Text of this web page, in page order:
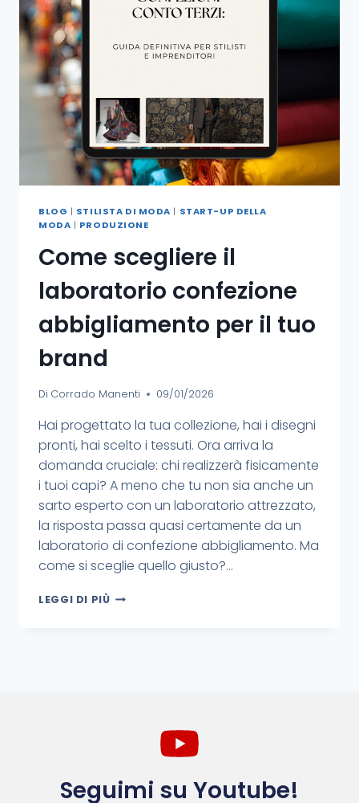
BLOG | STILISTA DI MODA | START-UP DELLA
MODA | PRODUZIONE
Come scegliere il
laboratorio confezione
abbigliamento per il tuo
brand
Di Corrado Manenti 09/01/2026
Hai progettato la tua collezione, hai i disegni
pronti, hai scelto i tessuti. Ora arriva la
domanda cruciale: chi realizzerà fisicamente
i tuoi capi? A meno che tu non sia anche un
sarto esperto con un laboratorio attrezzato,
la risposta passa quasi certamente da un
laboratorio di confezione abbigliamento. Ma
come si sceglie quello giusto?…
LEGGI DI PIÙ
Seguimi su Youtube!